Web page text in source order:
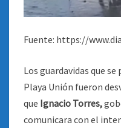
Fuente: https://
Los guardavidas que
Playa Unión fueron
que Ignacio Torres,
comunicara con el